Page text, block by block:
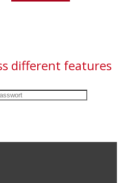
different features